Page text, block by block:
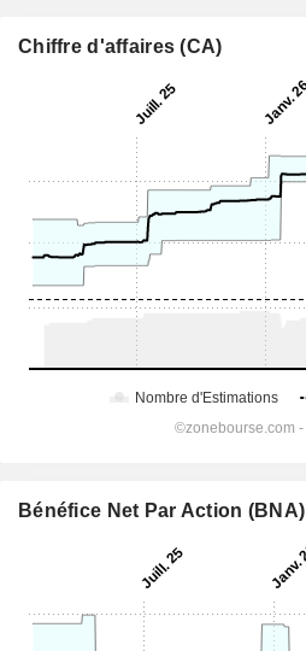
Chiffre d'affaires (CA)
Bénéfice Net Par Action (BNA)